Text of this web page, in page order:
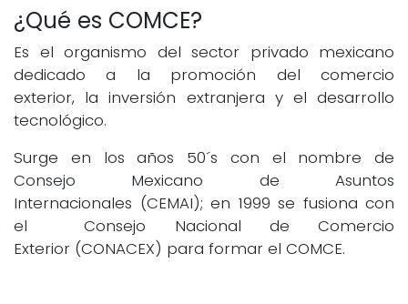
¿Qué es COMCE?
Es el organismo del sector privado mexicano
dedicado a la promoción del comercio
exterior, la inversión extranjera y el desarrollo
tecnológico.
Surge en los años 50´s con el nombre de
Consejo Mexicano de Asuntos
Internacionales (CEMAI); en 1999 se fusiona con
el Consejo Nacional de Comercio
Exterior (CONACEX) para formar el COMCE.